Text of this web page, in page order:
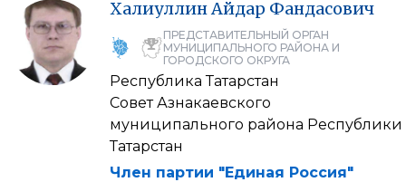
ХалиуллинАйдар Фандасович
ПРЕДСТАВИТЕЛЬНЫЙ ОРГАН
МУНИЦИПАЛЬНОГО РАЙОНА И
ГОРОДСКОГО ОКРУГА
Республика Татарстан
Совет Азнакаевского
муниципального района Республики
Татарстан
Член партии "Единая Россия"